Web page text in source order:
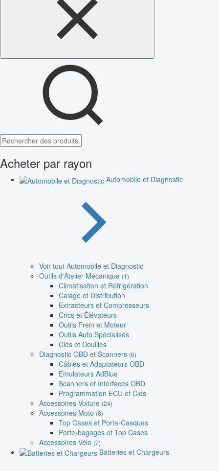
Acheter par rayon
Automobile et Diagnostic
Voir tout Automobile et Diagnostic
Outils d'Atelier Mécanique (1)
Climatisation et Réfrigération
Calage et Distribution
Extracteurs et Compresseurs
Crics et Élévateurs
Outils Frein et Moteur
Outils Auto Spécialisés
Clés et Douilles
Diagnostic OBD et Scanners (6)
Câbles et Adaptateurs OBD
Émulateurs AdBlue
Scanners et Interfaces OBD
Programmation ECU et Clés
Accessoires Voiture (24)
Accessoires Moto (8)
Top Cases et Porte-Casques
Porte-bagages et Top Cases
Accessoires Vélo (7)
Batteries et Chargeurs